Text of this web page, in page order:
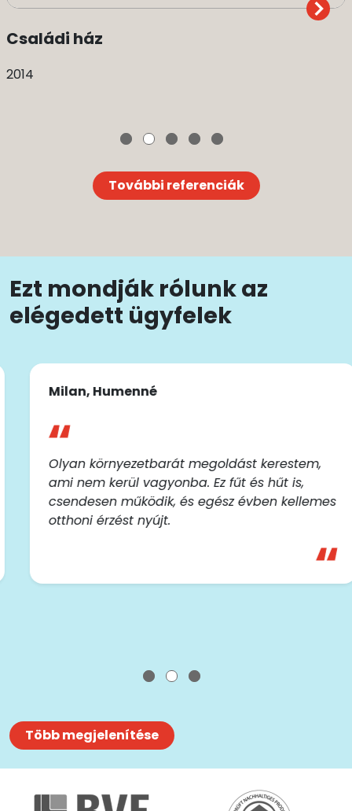
Családi ház
2014
További referenciák
Ezt mondják rólunk az
elégedett ügyfelek
Milan, Humenné
Olyan környezetbarát megoldást kerestem,
ami nem kerül vagyonba. Ez fűt és hűt is,
csendesen működik, és egész évben kellemes
otthoni érzést nyújt.
Több megjelenítése